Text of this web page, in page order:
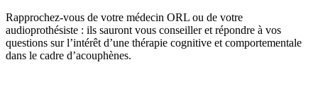
Rapprochez-vous de votre médecin ORL ou de votre
audioprothésiste : ils sauront vous conseiller et répondre à vos
questions sur l’intérêt d’une thérapie cognitive et comportementale
dans le cadre d’acouphènes.